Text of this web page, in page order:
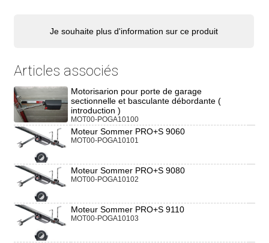
Je souhaite plus d'information sur ce produit
Articles associés
Motorisarion pour porte de garage
sectionnelle et basculante débordante (
introduction )
MOT00-POGA10100
Moteur Sommer PRO+S 9060
MOT00-POGA10101
Moteur Sommer PRO+S 9080
MOT00-POGA10102
Moteur Sommer PRO+S 9110
MOT00-POGA10103